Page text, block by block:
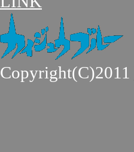
Copyright(C)2011